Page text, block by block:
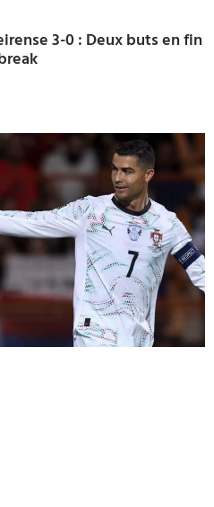
3-0 : Deux buts en fin